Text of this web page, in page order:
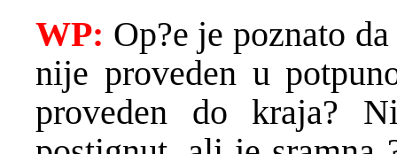
WP: Op?e je poznato
nije proveden u
proveden do kraja?